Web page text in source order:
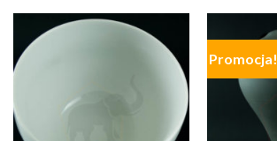
Promocja!